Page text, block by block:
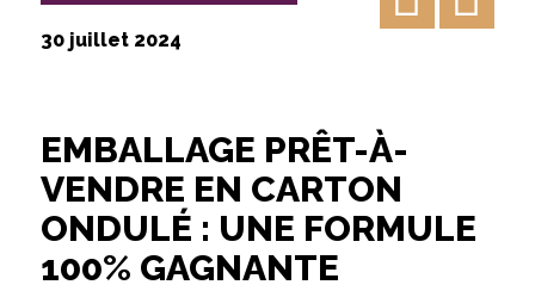
30 juillet 2024
EMBALLAGE PRÊT-À-
VENDRE EN CARTON
ONDULÉ : UNE FORMULE
100% GAGNANTE